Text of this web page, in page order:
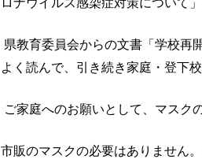
ロナウイルス感染症対策について
県教育委員会からの文書「学校再
よく読んで、引き続き家庭・登下
ご家庭へのお願いとして、マスク
市販のマスクの必要はありません